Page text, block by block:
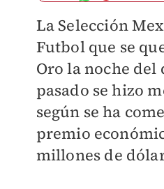
La Selección
Futbol que se
Oro la noche del
pasado se hizo
según se ha
premio
millones de